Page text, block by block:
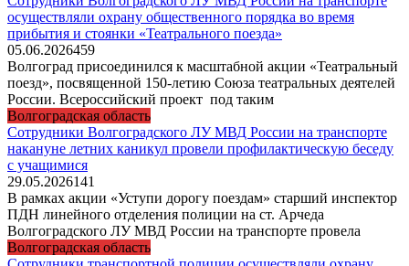
осуществляли охрану общественного порядка во время
прибытия и стоянки «Театрального поезда»
05.06.2026459
Волгоград присоединился к масштабной акции «Театральный
поезд», посвященной 150-летию Союза театральных деятелей
России. Всероссийский проект под таким
Волгоградская область
Сотрудники Волгоградского ЛУ МВД России на транспорте
накануне летних каникул провели профилактическую беседу
с учащимися
29.05.2026141
В рамках акции «Уступи дорогу поездам» старший инспектор
ПДН линейного отделения полиции на ст. Арчеда
Волгоградского ЛУ МВД России на транспорте провела
Волгоградская область